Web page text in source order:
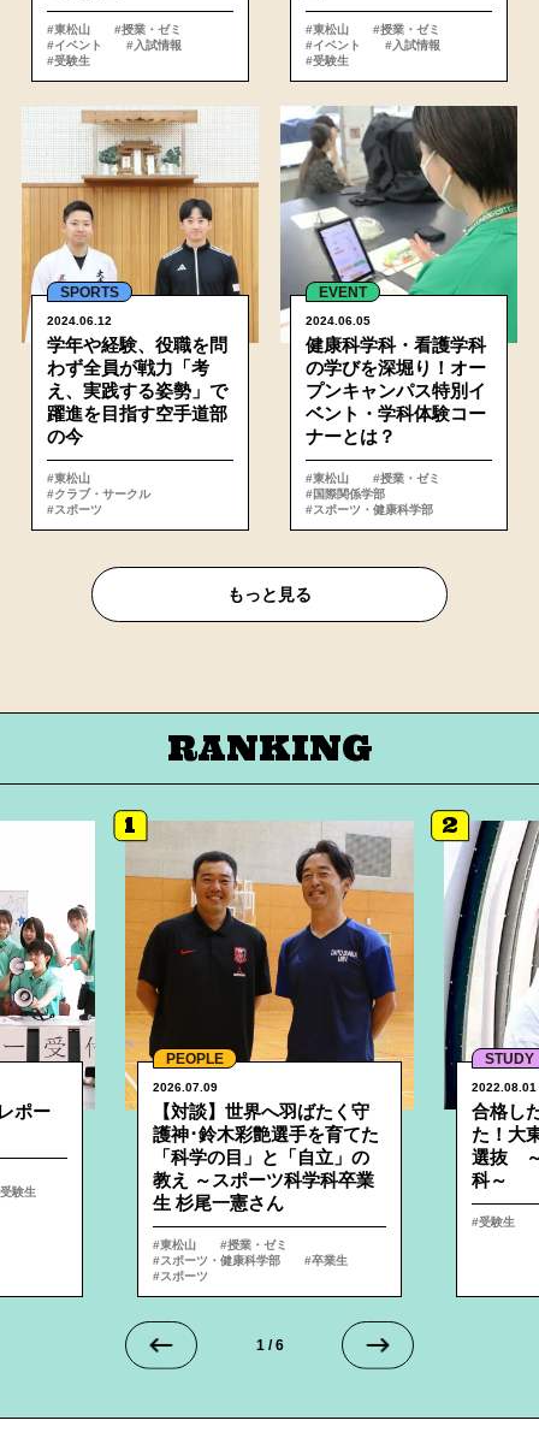
#東松山
#授業・ゼミ
#イベント
#入試情報
#受験生
#東松山
#授業・ゼミ
#イベント
#入試情報
#受験生
SPORTS
2024.06.12
学年や経験、役職を問
わず全員が戦力「考
え、実践する姿勢」で
躍進を目指す空手道部
の今
#東松山
#クラブ・サークル
#スポーツ
詳細
EVENT
2024.06.05
健康科学科・看護学科
の学びを深堀り！オー
プンキャンパス特別イ
ベント・学科体験コー
ナーとは？
#東松山
#授業・ゼミ
#国際関係学部
#スポーツ・健康科学部
もっと⾒る
RANKING
詳細へ
ポー
受験生
詳細へ
1
PEOPLE
2026.07.09
【対談】世界へ羽ばたく守
護神･鈴木彩艶選手を育てた
「科学の目」と「自立」の
教え ～スポーツ科学科卒業
生 杉尾一憲さん
東松山
授業・ゼミ
スポーツ・健康科学部
卒業生
スポーツ
2
STUDY
2022.08.01
合格し
た！大
選抜 ～
科～
受験生
1/6